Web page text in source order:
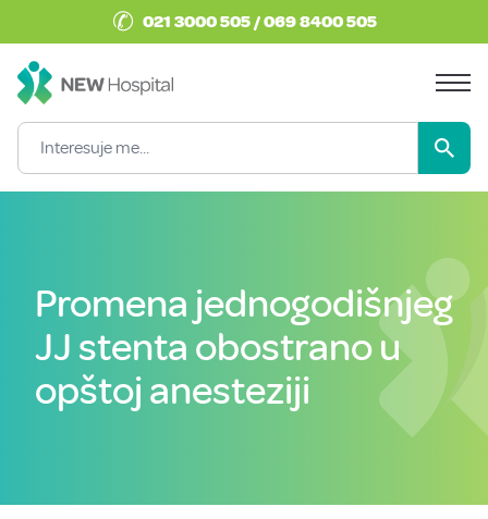
✆ 021 3000 505 / 069 8400 505
Promena jednogodišnjeg
JJ stenta obostrano u
opštoj anesteziji